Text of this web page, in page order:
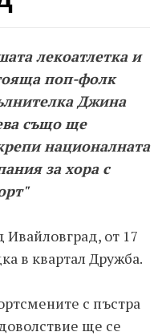
лекоатлетка и
поп-фолк
Джина
също ще
националната
за хора с
от 17
в квартал Дружба.
с пъстра
ще се